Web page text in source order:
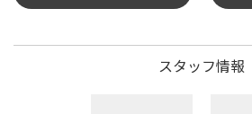
タイヤ点検・安全点検/タ
イヤ履き替え/オイル交
換/その他ピット作業の予
スタッフ情報